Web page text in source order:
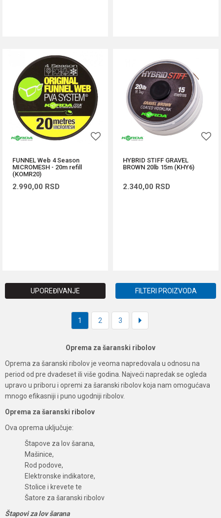
FUNNEL Web 4 Season
MICROMESH - 20m refill
(KOMR20)
2.990,00 RSD
HYBRID STIFF GRAVEL
BROWN 20lb 15m (KHY6)
2.340,00 RSD
UPOREĐIVANJE FILTERI PROIZVODA
1 2 3
Oprema za šaranski ribolov
Oprema za šaranski ribolov je veoma napredovala u odnosu na
period od pre dvadeset ili više godina. Najveći napredak se ogleda
upravo u priboru i opremi za šaranski ribolov koja nam omogućava
mnogo efikasniji i puno ugodniji ribolov.
Oprema za šaranski ribolov
Ova oprema uključuje:
Štapove za lov šarana,
Mašinice,
Rod podove,
Elektronske indikatore,
Stolice i krevete te
Šatore za šaranski ribolov
Štapovi za lov šarana